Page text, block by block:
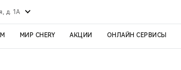
д. 1А
МИР CHERY АКЦИИ ОНЛАЙН СЕРВИСЫ